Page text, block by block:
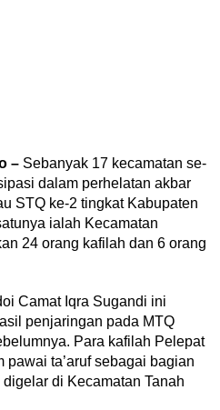
– Sebanyak 17 kecamatan se-
dalam perhelatan akbar
STQ ke-2 tingkat Kabupaten
ialah Kecamatan
24 orang kafilah dan 6 orang
Camat Iqra Sugandi ini
penjaringan pada MTQ
Para kafilah Pelepat
pawai ta’aruf sebagai bagian
di Kecamatan Tanah